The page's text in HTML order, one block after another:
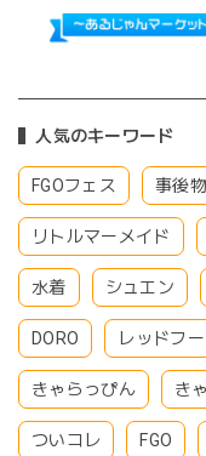
人気のキーワード
FGOフェス 事後
リトルマーメイド
水着 シュエン
DORO レッドフ
きゃらっぴん き
ついコレ FGO